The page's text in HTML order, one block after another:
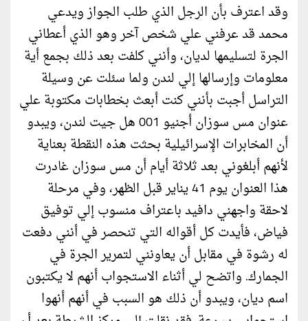
وقد اعترف بأن الرجل الذي طلب الجواز ويدعي
محمد قد عرفني علي شخص آخر وهو الذي أعطاني
الجرة لتسليمها لديان، وأنني كلفت بعد ذلك بجمع أية
معلومات وإرسالها إلي لندن ولما سئلت عن وسيلة
التراسل أجبت بأنني كنت أبعث بخطابات مكتوبة علي
عنوان مس سوزان أجنيو 001 هل جيت لندن، ويبدو
أن المخابرات الإسرائيلية بحثت هذه النقطة بعناية
لأنهم أبلغوني بعد ثلاثة أيام أن مس سوزان غادرت
هذا العنوان يوم 41 يناير قبل الظهر، وفي مرحلة
لاحقة واجهني دافيد باعتراف منسوب إلي توفيق
فياض، فأيدت كل أقواله التي تنحصر في أنني دفعت
له رشوة في مقابل أن يعاونني لتمرير الجرة في
الجمارك. واتضح لي أثناء الاستجواب أنهم لا يكتبون
اسم ديان، ويبدو أن ذلك هو السبب في أنهم أنهوا